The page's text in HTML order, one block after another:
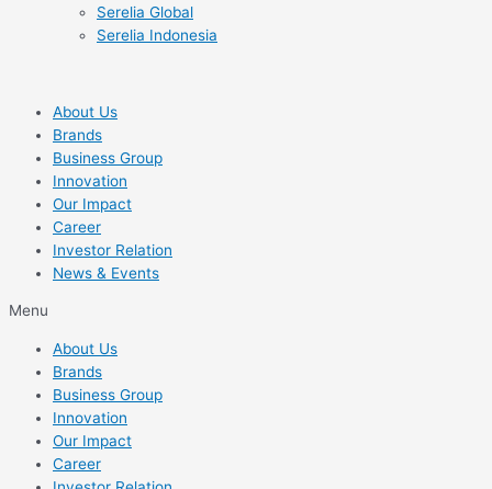
Serelia Global
Serelia Indonesia
About Us
Brands
Business Group
Innovation
Our Impact
Career
Investor Relation
News & Events
Menu
About Us
Brands
Business Group
Innovation
Our Impact
Career